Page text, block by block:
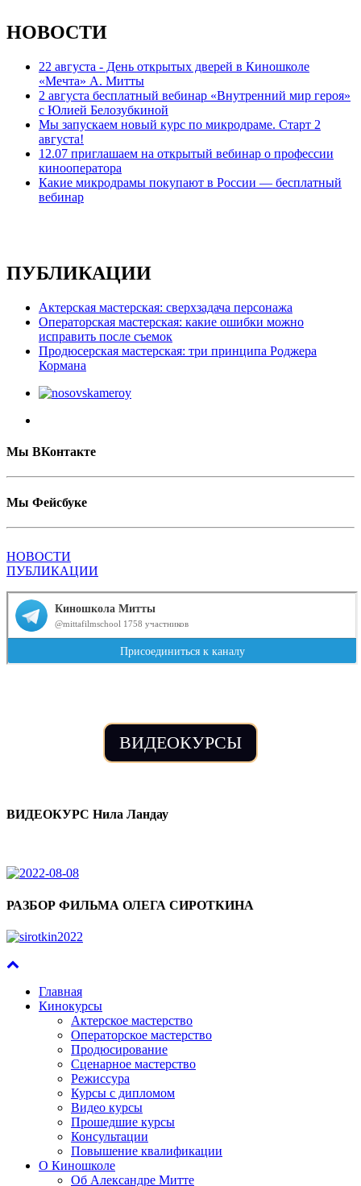
НОВОСТИ
22 августа - День открытых дверей в Киношколе
«Мечта» А. Митты
2 августа бесплатный вебинар «Внутренний мир героя»
с Юлией Белозубкиной
Мы запускаем новый курс по микродраме. Старт 2
августа!
12.07 приглашаем на открытый вебинар о профессии
кинооператора
Какие микродрамы покупают в России — бесплатный
вебинар
ПУБЛИКАЦИИ
Актерская мастерская: сверхзадача персонажа
Операторская мастерская: какие ошибки можно
исправить после съемок
Продюсерская мастерская: три принципа Роджера
Кормана
Мы ВКонтакте
Мы Фейсбуке
НОВОСТИ
ПУБЛИКАЦИИ
ВИДЕОКУРСЫ
ВИДЕОКУРС Нила Ландау
РАЗБОР ФИЛЬМА ОЛЕГА СИРОТКИНА
Главная
Кинокурсы
Актерское мастерство
Операторское мастерство
Продюсирование
Сценарное мастерство
Режиссура
Курсы с дипломом
Видео курсы
Прошедшие курсы
Консультации
Повышение квалификации
О Киношколе
Об Александре Митте